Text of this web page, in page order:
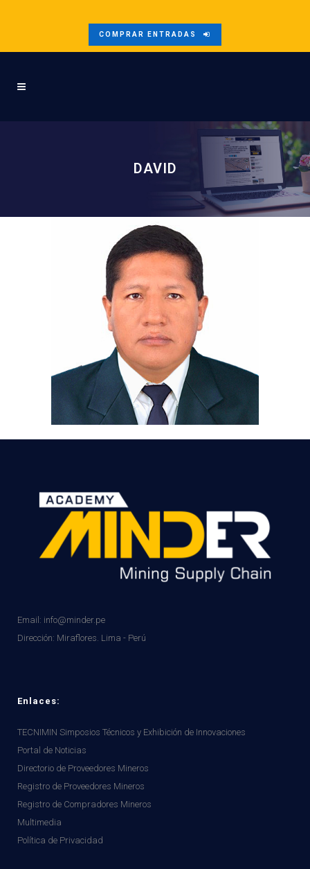
COMPRAR ENTRADAS
DAVID
Email: info@minder.pe
Dirección: Miraflores. Lima - Perú
Enlaces:
TECNIMIN Simposios Técnicos y Exhibición de Innovaciones
Portal de Noticias
Directorio de Proveedores Mineros
Registro de Proveedores Mineros
Registro de Compradores Mineros
Multimedia
Política de Privacidad